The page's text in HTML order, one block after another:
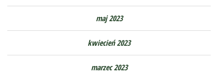
maj 2023
kwiecień 2023
marzec 2023